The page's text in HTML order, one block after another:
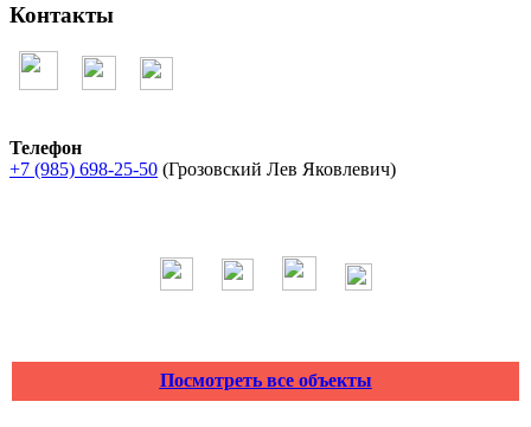
Контакты
Телефон
+7 (985) 698-25-50 (Грозовский Лев Яковлевич)
Посмотреть все объекты